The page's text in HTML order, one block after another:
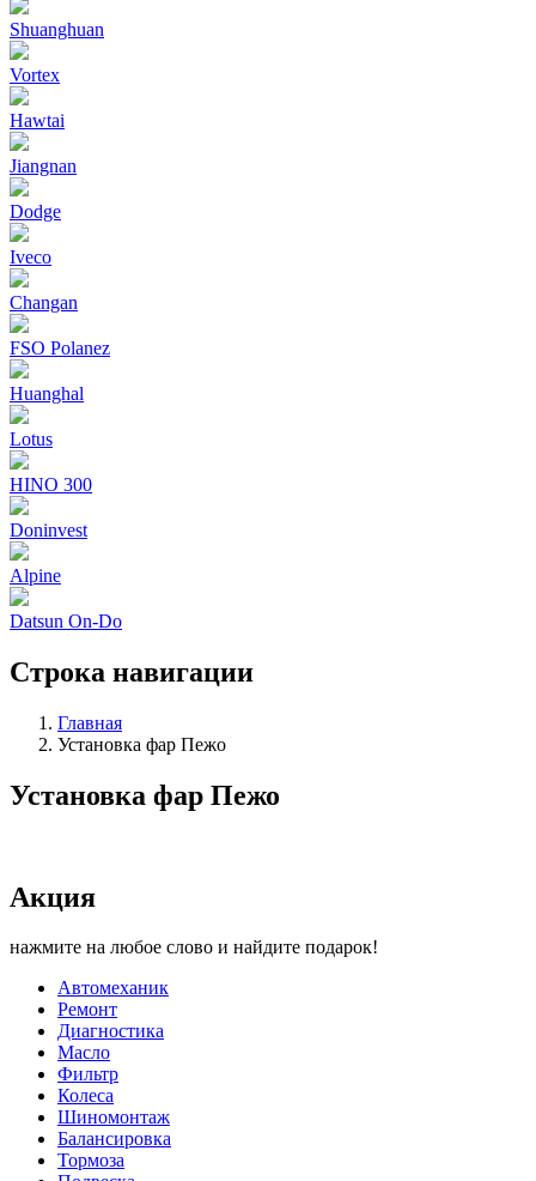
Shuanghuan
Vortex
Hawtai
Jiangnan
Dodge
Iveco
Changan
FSO Polanez
Huanghal
Lotus
HINO 300
Doninvest
Alpine
Datsun On-Do
Строка навигации
Главная
Установка фар Пежо
Установка фар Пежо
Акция
нажмите на любое слово и найдите подарок!
Автомеханик
Ремонт
Диагностика
Масло
Фильтр
Колеса
Шиномонтаж
Балансировка
Тормоза